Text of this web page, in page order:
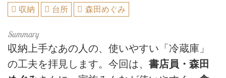
収納 台所 森田めぐみ
収納上手なあの人の、使いやすい「冷蔵庫」
の工夫を拝見します。今回は、 書店員・森田